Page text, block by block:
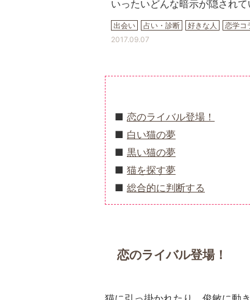
いったいどんな暗示が隠され
出会い 占い・診断 好きな人 恋学コ
2017.09.07
恋のライバル登場！
白い猫の夢
黒い猫の夢
猫を探す夢
総合的に判断する
恋のライバル登場！